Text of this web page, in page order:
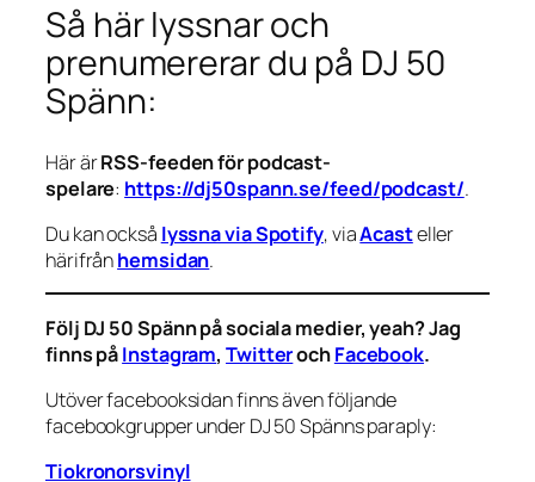
Så här lyssnar och
prenumererar du på DJ 50
Spänn:
Här ärRSS-feeden för podcast-
spelare: https://dj50spann.se/feed/podcast/.
Du kan också lyssna via Spotify, viaAcasteller
härifrånhemsidan.
Följ DJ 50 Spänn på sociala medier, yeah? Jag
finns påInstagram,TwitterochFacebook.
Utöver facebooksidan finns även följande
facebookgrupper under DJ 50 Spänns paraply:
Tiokronorsvinyl